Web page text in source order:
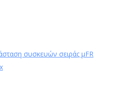
συσκευών σειράς μFR